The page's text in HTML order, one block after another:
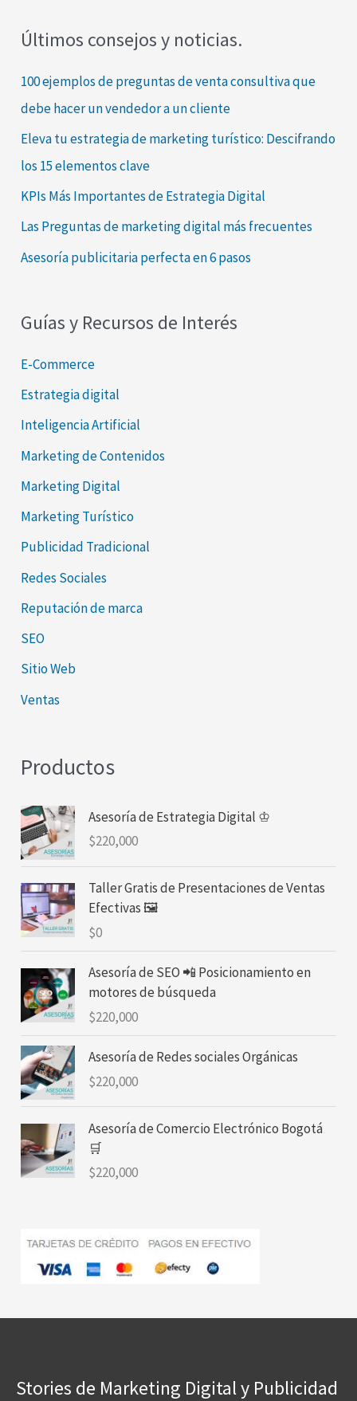
c
o
r
:
Últimos consejos y noticias.
100 ejemplos de preguntas de venta consultiva que
debe hacer un vendedor a un cliente
Eleva tu estrategia de marketing turístico: Descifrando
los 15 elementos clave
KPIs Más Importantes de Estrategia Digital
Las Preguntas de marketing digital más frecuentes
Asesoría publicitaria perfecta en 6 pasos
Guías y Recursos de Interés
E-Commerce
Estrategia digital
Inteligencia Artificial
Marketing de Contenidos
Marketing Digital
Marketing Turístico
Publicidad Tradicional
Redes Sociales
Reputación de marca
SEO
Sitio Web
Ventas
Productos
Asesoría de Estrategia Digital ♔
$220,000
Taller Gratis de Presentaciones de Ventas
Efectivas 🖼
$0
Asesoría de SEO 📲 Posicionamiento en
motores de búsqueda
$220,000
Asesoría de Redes sociales Orgánicas
$220,000
Asesoría de Comercio Electrónico Bogotá
🛒
$220,000
Stories de Marketing Digital y Publicidad